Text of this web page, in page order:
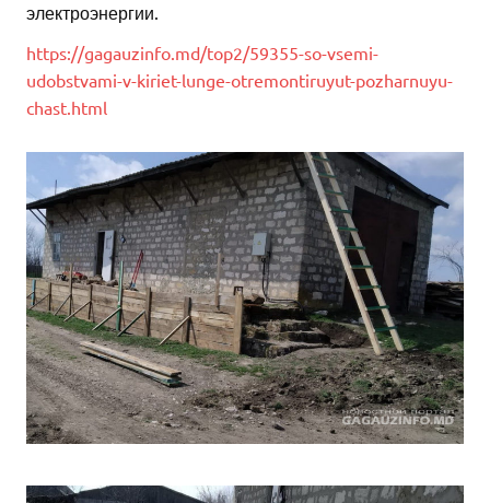
электроэнергии.
https://gagauzinfo.md/top2/59355-so-vsemi-
udobstvami-v-kiriet-lunge-otremontiruyut-pozharnuyu-
chast.html